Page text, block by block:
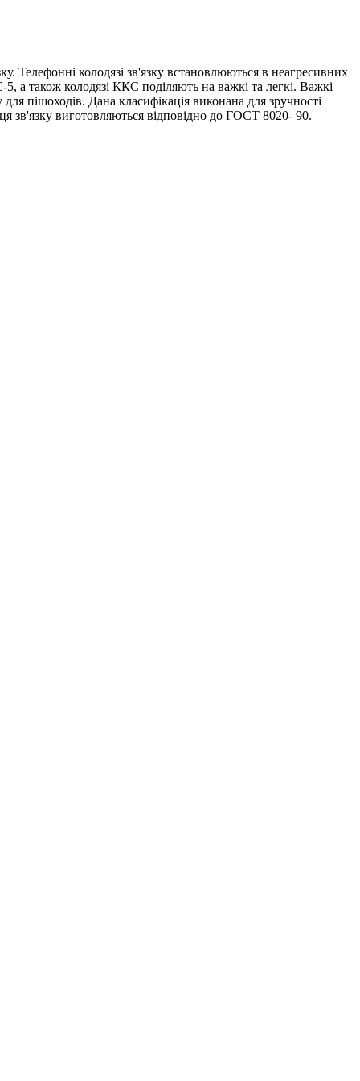
Телефонні колодязі зв'язку встановлюються в неагресивних
а також колодязі ККС поділяють на важкі та легкі. Важкі
пішоходів. Дана класифікація виконана для зручності
зв'язку виготовляються відповідно до ГОСТ 8020- 90.